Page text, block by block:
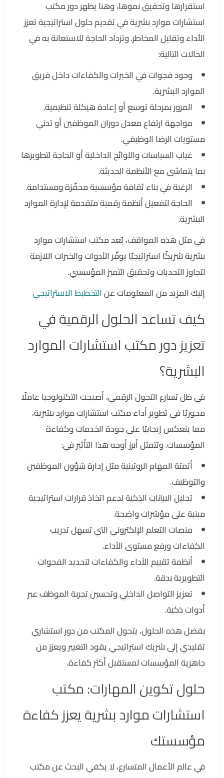
استقرارها وتحقيق نموها، وهنا يظهر دور مكتب
استشارات موارد بشرية في تقديم حلول استراتيجية تعزز
الأداء وتقليل المخاطر. وتزداد الحاجة للاستعانة به في
الحالات التالية:
وجود فجوات في الخبرات والكفاءات داخل فريق
الموارد البشرية.
المرور بمرحلة توسع أو إعادة هيكلة تنظيمية.
مواجهة ارتفاع معدل دوران الموظفين أو تدني
مستويات الرضا الوظيفي.
غياب السياسات واللوائح الداخلية أو الحاجة لتطويرها
بما يتماشى مع الأنظمة الحديثة.
الرغبة في بناء ثقافة مؤسسية محفّزة ومستدامة.
الحاجة لتفعيل أنظمة رقمية متقدمة لإدارة الموارد
البشرية.
في مثل هذه المواقف، يُعد مكتب استشارات موارد
بشرية شريكًا استراتيجيًا يوفّر الأدوات والخبرات اللازمة
لتجاوز التحديات وتحقيق التميز المؤسسي.
إليك المزيد من المعلومات عنالتخطيط الاستراتيجي
كيف تساعد الحلول الرقمية في
تعزيز دور مكتب استشارات الموارد
البشرية؟
في ظل تسارع التحول الرقمي، أصبحت التكنولوجيا عاملًا
محوريًا في تطوير أداء مكتب استشارات موارد بشرية،
مما ينعكس إيجابيًا على جودة الخدمات وكفاءة
المؤسسات. وتتمثل أبرز أوجه هذا التأثير في:
أتمتة المهام الروتينية مثل إدارة شؤون الموظفين
والتوظيف.
تحليل البيانات الذكية لدعم اتخاذ قرارات استراتيجية
مبنية على مؤشرات واضحة.
منصات التعلم الإلكتروني التي تسهل تدريب
الكفاءات ورفع مستوى الأداء.
أنظمة تقييم الأداء والكفاءات لتحديد الفجوات
التطويرية بدقة.
تعزيز التواصل الداخلي وتحسين تجربة الموظف عبر
أدوات ذكية.
بفضل هذه الحلول، يتحول المكتب من دور استشاري
تقليدي إلى شريك استراتيجي يقود التغيير ويعزز من
جاهزية المؤسسات لمستقبل أكثر كفاءة.
حلول تكوين المهارات: مكتب
استشارات موارد بشرية يعزز كفاءة
مؤسستك
في عالم الأعمال المتسارع، لا يكفي البحث عن مكتب